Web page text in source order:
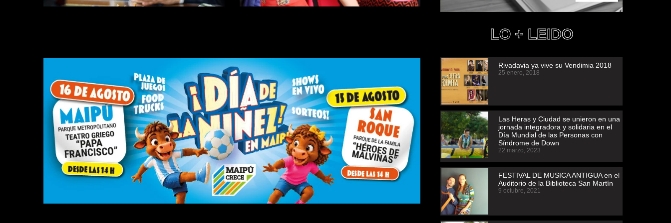
LO + LEIDO
Rivadavia ya vive su Vendimia 2018
25 enero, 2018
Las Heras y Ciudad se unieron en una
jornada integradora y solidaria en el
Día Mundial de las Personas con
Síndrome de Down
22 marzo, 2023
FESTIVAL DE MUSICA ANTIGUA en el
Auditorio de la Biblioteca San Martín
9 octubre, 2021